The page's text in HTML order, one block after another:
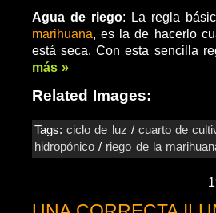
Agua de riego: La regla
marihuana, es la de hacerlo
está seca. Con esta sencilla
más »
Related Images:
Tags:ciclo de luz /cuarto de
hidropónico / riego de la